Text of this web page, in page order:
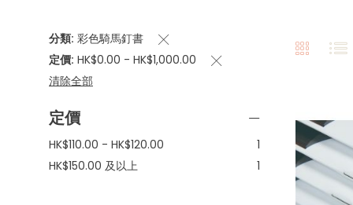
分類 彩色騎馬釘書
定價 HK$0.00 - HK$1,000.00
清除全部
定價
HK$110.00 - HK$120.00 1
HK$150.00 及以上 1